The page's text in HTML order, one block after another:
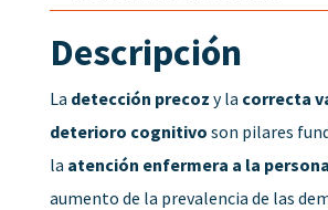
Descripción
La detección precoz y la correcta
deterioro cognitivo son pilares
la atención enfermera a la
aumento de la prevalencia de las